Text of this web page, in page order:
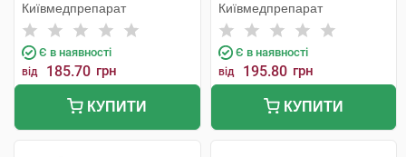
Київмедпрепарат
Є в наявності
від 185.70 грн
КУПИТИ
Київмедпрепарат
Є в наявності
від 195.80 грн
КУПИТИ